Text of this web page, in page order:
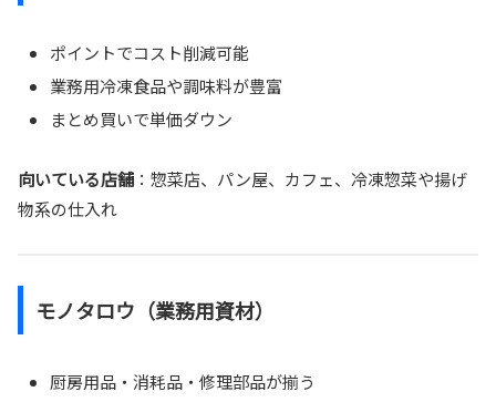
ポイントでコスト削減可能
業務用冷凍食品や調味料が豊富
まとめ買いで単価ダウン
向いている店舗 ：惣菜店、パン屋、カフェ、冷凍惣菜や揚げ
物系の仕入れ
モノタロウ（業務用資材）
厨房用品・消耗品・修理部品が揃う